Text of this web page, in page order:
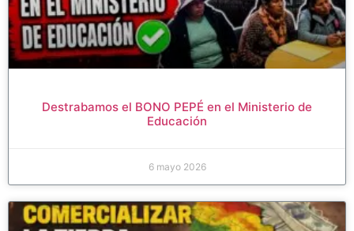
Destrabamos el BONO PEPÉ en el Ministerio de
Educación
6 mayo 2026